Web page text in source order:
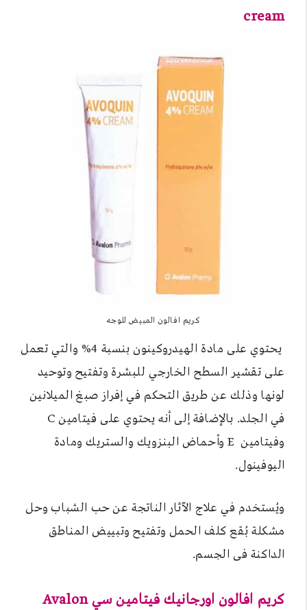
cream
كريم افالون المبيض للوجه
يحتوي على مادة الهيدروكينون بنسبة 4% والتي تعمل
على تقشير السطح الخارجي للبشرة وتفتيح وتوحيد
لونها وذلك عن طريق التحكم في إفراز صبغ الميلانين
في الجلد. بالإضافة إلى أنه يحتوي على فيتامين C
وفيتامين E وأحماض البنزويك والستريك ومادة
اليوفينول.
ويُستخدم في علاج الآثار الناتجة عن حب الشباب وحل
مشكلة بُقع كلف الحمل وتفتيح وتبييض المناطق
الداكنة فى الجسم.
كريم افالون اورجانيك فيتامين سي Avalon